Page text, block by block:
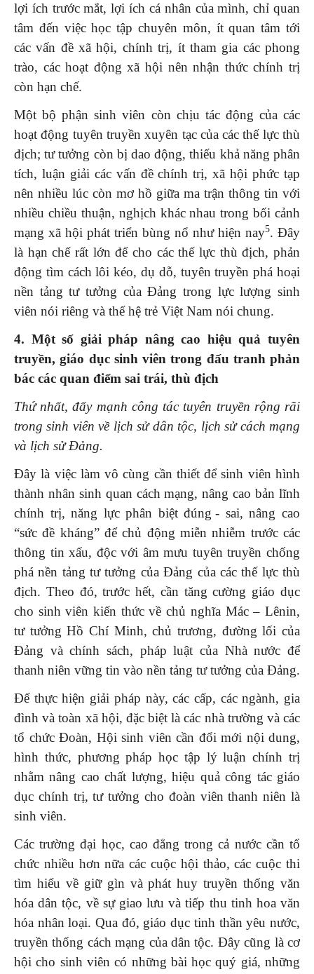
lợi ích trước mắt, lợi ích cá nhân của mình, chỉ quan
tâm đến việc học tập chuyên môn, ít quan tâm tới
các vấn đề xã hội, chính trị, ít tham gia các phong
trào, các hoạt động xã hội nên nhận thức chính trị
còn hạn chế.
Một bộ phận sinh viên còn chịu tác động của các
hoạt động tuyên truyền xuyên tạc của các thế lực thù
địch; tư tưởng còn bị dao động, thiếu khả năng phân
tích, luận giải các vấn đề chính trị, xã hội phức tạp
nên nhiều lúc còn mơ hồ giữa ma trận thông tin với
nhiều chiều thuận, nghịch khác nhau trong bối cảnh
mạng xã hội phát triển bùng nổ như hiện nay5. Đây
là hạn chế rất lớn để cho các thế lực thù địch, phản
động tìm cách lôi kéo, dụ dỗ, tuyên truyền phá hoại
nền tảng tư tưởng của Đảng trong lực lượng sinh
viên nói riêng và thế hệ trẻ Việt Nam nói chung.
4. Một số giải pháp nâng cao hiệu quả tuyên
truyền, giáo dục sinh viên trong đấu tranh phản
bác các quan điểm sai trái, thù địch
Thứ nhất, đẩy mạnh công tác tuyên truyền rộng rãi
trong sinh viên về lịch sử dân tộc, lịch sử cách mạng
và lịch sử Đảng.
Đây là việc làm vô cùng cần thiết để sinh viên hình
thành nhân sinh quan cách mạng, nâng cao bản lĩnh
chính trị, năng lực phân biệt đúng - sai, nâng cao
“sức đề kháng” để chủ động miễn nhiễm trước các
thông tin xấu, độc với âm mưu tuyên truyền chống
phá nền tảng tư tưởng của Đảng của các thế lực thù
địch. Theo đó, trước hết, cần tăng cường giáo dục
cho sinh viên kiến thức về chủ nghĩa Mác – Lênin,
tư tưởng Hồ Chí Minh, chủ trương, đường lối của
Đảng và chính sách, pháp luật của Nhà nước để
thanh niên vững tin vào nền tảng tư tưởng của Đảng.
Để thực hiện giải pháp này, các cấp, các ngành, gia
đình và toàn xã hội, đặc biệt là các nhà trường và các
tổ chức Đoàn, Hội sinh viên cần đổi mới nội dung,
hình thức, phương pháp học tập lý luận chính trị
nhằm nâng cao chất lượng, hiệu quả công tác giáo
dục chính trị, tư tưởng cho đoàn viên thanh niên là
sinh viên.
Các trường đại học, cao đẳng trong cả nước cần tổ
chức nhiều hơn nữa các cuộc hội thảo, các cuộc thi
tìm hiểu về giữ gìn và phát huy truyền thống văn
hóa dân tộc, về sự giao lưu và tiếp thu tinh hoa văn
hóa nhân loại. Qua đó, giáo dục tinh thần yêu nước,
truyền thống cách mạng của dân tộc. Đây cũng là cơ
hội cho sinh viên có những bài học quý giá, những